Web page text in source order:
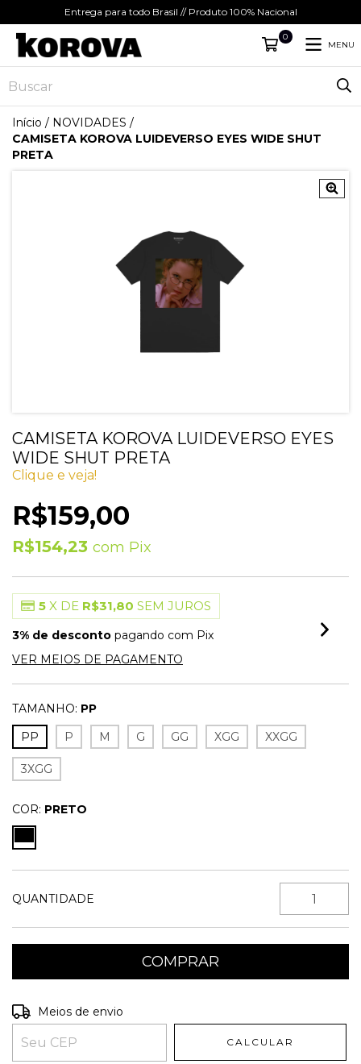
Entrega para todo Brasil // Produto 100% Nacional
0
MENU
Início / NOVIDADES /
CAMISETA KOROVA LUIDEVERSO EYES WIDE SHUT
PRETA
CAMISETA KOROVA LUIDEVERSO EYES
WIDE SHUT PRETA
Clique e veja!
R$159,00
R$154,23 com Pix
5 X DE R$31,80 SEM JUROS
3% de desconto pagando com Pix
VER MEIOS DE PAGAMENTO
TAMANHO: PP
PP
P M G GG XGG XXGG
3XGG
COR: PRETO
QUANTIDADE
Entregas para o CEP:
Meios de envio
CALCULAR